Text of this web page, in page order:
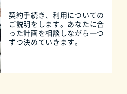
契約手続き、利用についての
ご説明をします。あなたに合
った計画を相談しながら一つ
ずつ決めていきます。